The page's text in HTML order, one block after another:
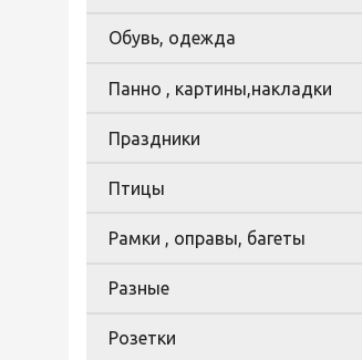
Обувь, одежда
Панно , картины,накладки
Праздники
Птицы
Рамки , оправы, багеты
Разные
Розетки